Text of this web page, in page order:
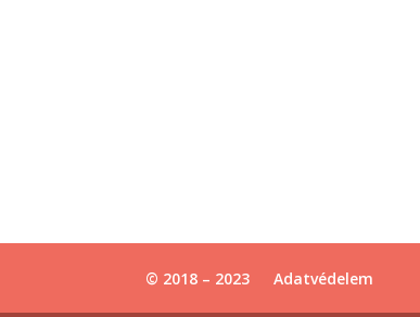
© 2018 – 2023 Adatvédelem